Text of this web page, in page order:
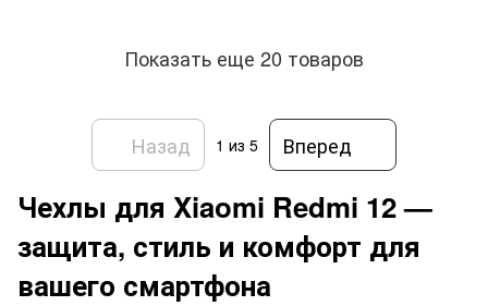
Показать еще 20 товаров
Назад 1 из 5 Вперед
Чехлы для Xiaomi Redmi 12 —
защита, стиль и комфорт для
вашего смартфона